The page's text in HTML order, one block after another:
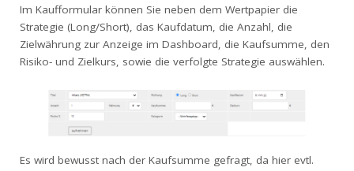
Im Kaufformular können Sie neben dem Wertpapier die
Strategie (Long/Short), das Kaufdatum, die Anzahl, die
Zielwährung zur Anzeige im Dashboard, die Kaufsumme, den
Risiko- und Zielkurs, sowie die verfolgte Strategie auswählen.
Es wird bewusst nach der Kaufsumme gefragt, da hier evtl.